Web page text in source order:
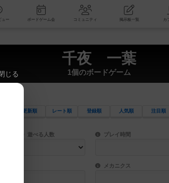
新着レビュー ボードゲーム会 コミュニティ 掲
千夜 一葉
1個のボードゲーム
更新順 レート順 登録順 人気順 注目順
検索ができます。
きます。 プレイ対象人数に含まれるボードゲームを指定します。
遊べる人数 目安となる所要時間を指
プレイ時間
モチーフ・ストーリーを指定することができます。直感的にゲー
ゲーム性を構成するコア
メカニクス
じる